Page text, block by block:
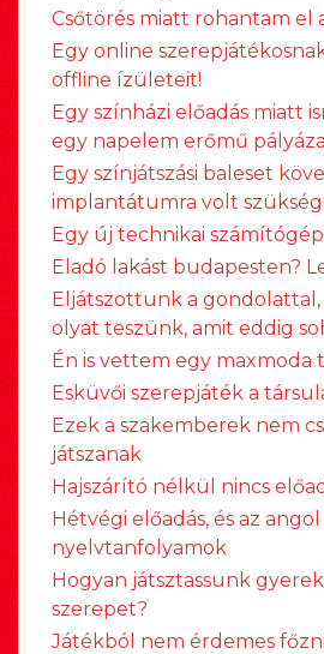
Csőtörés miatt rohantam el
Egy online
offline ízületeit!
Egy színházi előadás miatt
egy napelem erőmű
Egy színjátszási baleset
implantátumra volt
Egy új technikai
Eladó lakást budapesten?
Eljátszottunk a gondolattal,
olyat teszünk, amit eddig
Én is vettem egy maxmoda
Esküvői szerepjáték a
Ezek a szakemberek nem
játszanak
Hajszárító nélkül nincs
Hétvégi előadás, és az angol
nyelvtanfolyamok
Hogyan játsztassunk
szerepet?
Játékból nem érdemes